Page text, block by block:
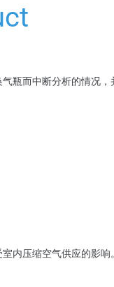
瓶而中断分析的情况，
内压缩空气供应的影响。